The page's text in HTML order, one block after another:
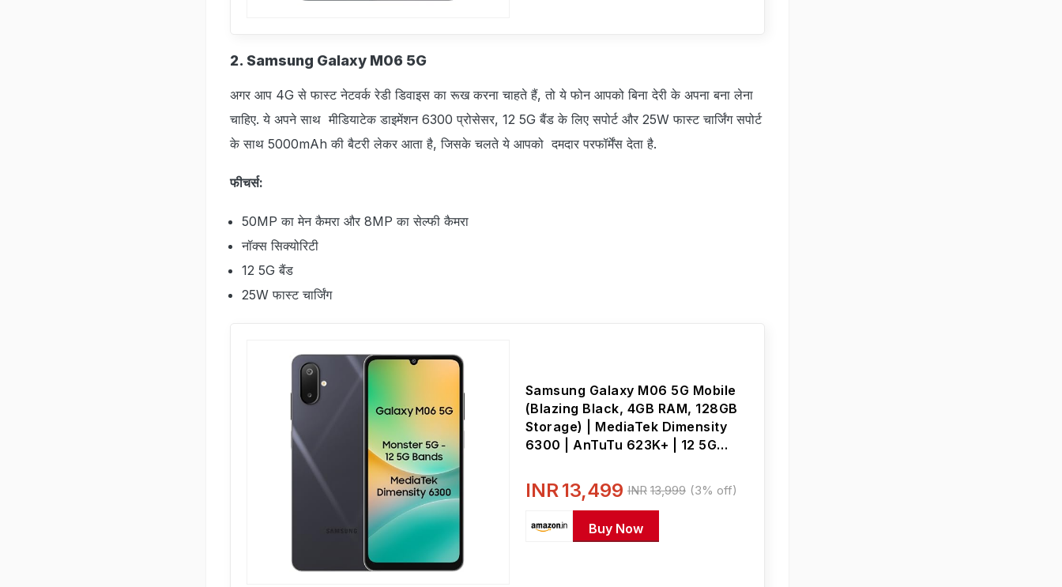
2. Samsung Galaxy M06 5G
अगर आप 4G से फास्‍ट नेटवर्क रेडी डिवाइस का रूख करना चाहते हैं, तो ये फोन आपको बिना देरी के अपना बना लेना
चाहिए. ये अपने साथ मीडियाटेक डाइमेंशन 6300 प्रोसेसर, 12 5G बैंड के लिए सपोर्ट और 25W फास्ट चार्जिंग सपोर्ट
के साथ 5000mAh की बैटरी लेकर आता है,‍ जिसके चलते ये आपको दमदार परफॉर्मेंस देता है.
फीचर्स:
50MP का मेन कैमरा और 8MP का सेल्फी कैमरा
नॉक्स सिक्योरिटी
12 5G बैंड
25W फास्ट चार्जिंग
Samsung Galaxy M06 5G Mobile
(Blazing Black, 4GB RAM, 128GB
Storage) | MediaTek Dimensity
6300 | AnTuTu 623K+ | 12 5G
Gen OS Upgrades | 50MP Camera
| Without Charger
INR13,499 INR 13,999 (3% off)
Buy Now